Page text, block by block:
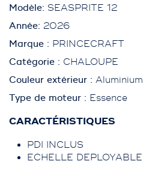
Modèle: SEASPRITE 12
Année: 2026
Marque : PRINCECRAFT
Catégorie : CHALOUPE
Couleur extérieur : Aluminium
Type de moteur : Essence
CARACTÉRISTIQUES
PDI INCLUS
ECHELLE DEPLOYABLE